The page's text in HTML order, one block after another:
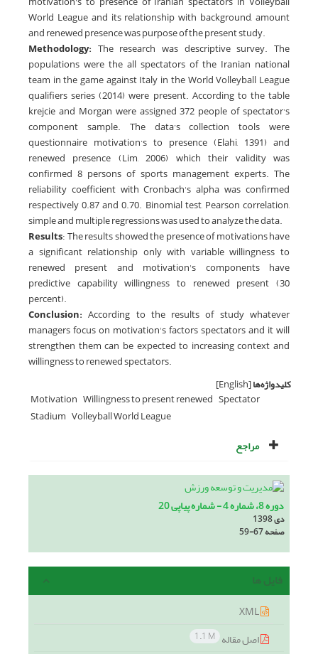
World League and its relationship with background, amount
and renewed presence was purpose of the present study.
Methodology: The research was descriptive survey. The
populations were the all spectators of the Iranian national
team in the game against Italy in the World Volleyball League
qualifiers series (2014) were present. According to the table
krejcie and Morgan were assigned 372 people of spectator’s
component sample. The data’s collection tools were
questionnaire motivation’s to presence (Elahi, 1391) and
renewed presence (Lim, 2006) which their validity was
confirmed 8 persons of sports management experts. The
reliability coefficient with Cronbach's alpha was confirmed
respectively 0.87 and 0.70. Binomial test, Pearson correlation,
simple and multiple regressions was used to analyze the data.
Results: The results showed the presence of motivations have
a significant relationship only with variable willingness to
renewed present and motivation's components have
predictive capability willingness to renewed present (30
percent).
Conclusion: According to the results of study whatever
managers focus on motivation's factors spectators and it will
strengthen them can be expected to increasing context and
willingness to renewed spectators.
کلیدواژه‌ها[English]
Motivation Willingness to present renewed Spectator
Stadium Volleyball World League
مراجع
دوره 8، شماره 4 - شماره پیاپی 20
دی 1398
صفحه59-67
فایل ها
اصل مقاله 1.1 M